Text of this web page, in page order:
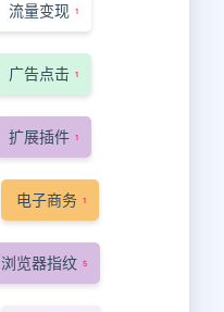
流量变现 1
广告点击 1
扩展插件 1
电子商务 1
浏览器指纹 5